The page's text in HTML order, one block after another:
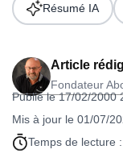
Article
Fondateur
Publié le 17/02/2000
Mis à jour le 01/07/
Temps de lecture
Résumé IA